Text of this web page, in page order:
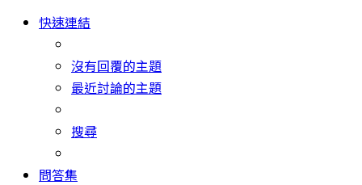
快速連結
沒有回覆的主題
最近討論的主題
搜尋
問答集